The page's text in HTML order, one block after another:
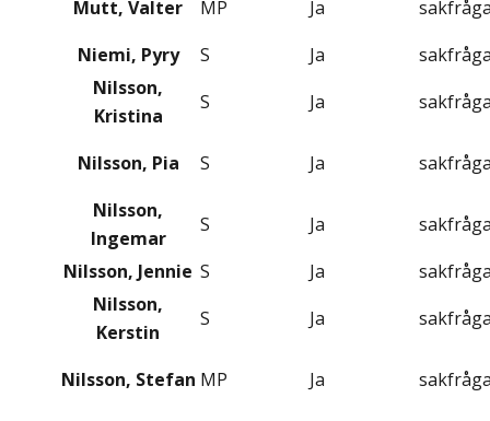
Mutt, Valter MP Ja
Niemi, Pyry
S Ja
Nilsson,
Kristina
S Ja
Nilsson, Pia S Ja
Nilsson,
Ingemar
S Ja
Nilsson, Jennie S Ja
Nilsson,
Kerstin
S Ja
Nilsson, Stefan MP Ja